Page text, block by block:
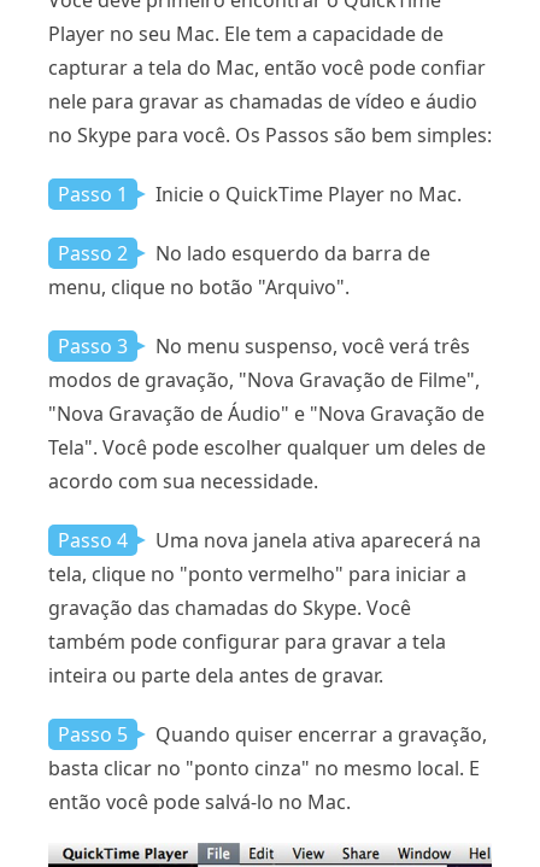
Player no seu Mac. Ele tem a capacidade de
capturar a tela do Mac, então você pode confiar
nele para gravar as chamadas de vídeo e áudio
no Skype para você. Os Passos são bem simples:
Passo 1 Inicie o QuickTime Player no Mac.
Passo 2
No lado esquerdo da barra de
menu, clique no botão "Arquivo".
Passo 3
No menu suspenso, você verá três
modos de gravação, "Nova Gravação de Filme", ​​
"Nova Gravação de Áudio" e "Nova Gravação de
Tela". Você pode escolher qualquer um deles de
acordo com sua necessidade.
Passo 4
Uma nova janela ativa aparecerá na
tela, clique no "ponto vermelho" para iniciar a
gravação das chamadas do Skype. Você
também pode configurar para gravar a tela
inteira ou parte dela antes de gravar.
Passo 5
Quando quiser encerrar a gravação,
basta clicar no "ponto cinza" no mesmo local. E
então você pode salvá-lo no Mac.